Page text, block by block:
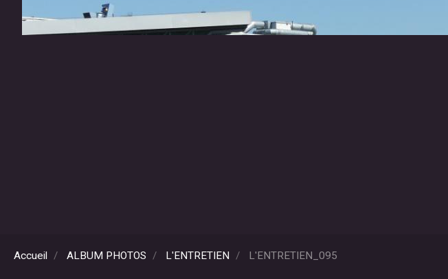
Accueil ALBUM PHOTOS L'ENTRETIEN L'ENTRETIEN_095